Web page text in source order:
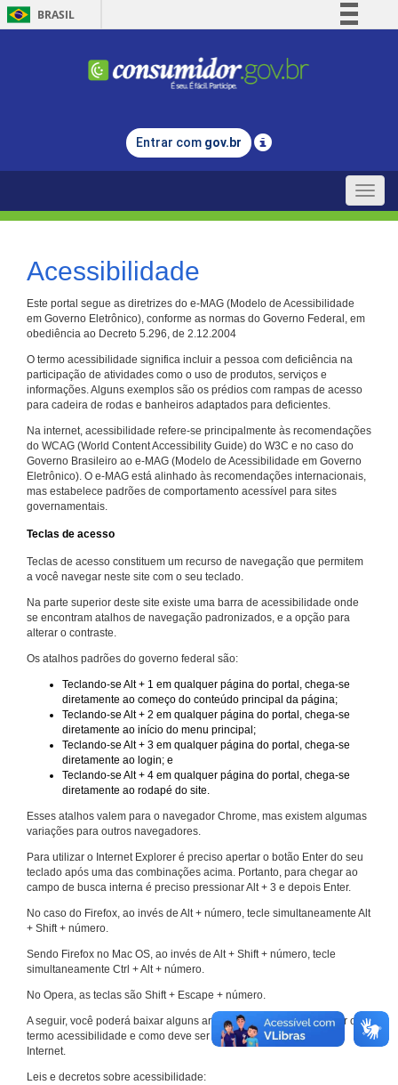
BRASIL
Comunica BR
Legislação
Entrar com gov.br
Toggle
Acessibilidade
Este portal segue as diretrizes do e-MAG (Modelo de Acessibilidade
em Governo Eletrônico), conforme as normas do Governo Federal, em
obediência ao Decreto 5.296, de 2.12.2004
O termo acessibilidade significa incluir a pessoa com deficiência na
participação de atividades como o uso de produtos, serviços e
informações. Alguns exemplos são os prédios com rampas de acesso
para cadeira de rodas e banheiros adaptados para deficientes.
Na internet, acessibilidade refere-se principalmente às recomendações
do WCAG (World Content Accessibility Guide) do W3C e no caso do
Governo Brasileiro ao e-MAG (Modelo de Acessibilidade em Governo
Eletrônico). O e-MAG está alinhado às recomendações internacionais,
mas estabelece padrões de comportamento acessível para sites
governamentais.
Teclas de acesso
Teclas de acesso constituem um recurso de navegação que permitem
a você navegar neste site com o seu teclado.
Na parte superior deste site existe uma barra de acessibilidade onde
se encontram atalhos de navegação padronizados, e a opção para
alterar o contraste.
Os atalhos padrões do governo federal são:
Teclando-se Alt + 1 em qualquer página do portal, chega-se
diretamente ao começo do conteúdo principal da página;
Teclando-se Alt + 2 em qualquer página do portal, chega-se
diretamente ao início do menu principal;
Teclando-se Alt + 3 em qualquer página do portal, chega-se
diretamente ao login; e
Teclando-se Alt + 4 em qualquer página do portal, chega-se
diretamente ao rodapé do site.
Esses atalhos valem para o navegador Chrome, mas existem algumas
variações para outros navegadores.
Para utilizar o Internet Explorer é preciso apertar o botão Enter do seu
teclado após uma das combinações acima. Portanto, para chegar ao
campo de busca interna é preciso pressionar Alt + 3 e depois Enter.
No caso do Firefox, ao invés de Alt + número, tecle simultaneamente Alt
+ Shift + número.
Sendo Firefox no Mac OS, ao invés de Alt + Shift + número, tecle
simultaneamente Ctrl + Alt + número.
No Opera, as teclas são Shift + Escape + número.
A seguir, você poderá baixar alguns arquivos que explicam melhor o
termo acessibilidade e como deve ser implementado nos sites da
Internet.
Leis e decretos sobre acessibilidade: